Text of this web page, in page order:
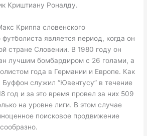
Криштиану Роналду.
Криппа словенского
является период, когда он
стране Словении. В 1980 году он
лучшим бомбардиром с 26 голами, а
года в Германии и Европе. Как
служил “Ювентусу” в течение
год и за это время провел за них 509
на уровне лиги. В этом случае
поисковое продвижение